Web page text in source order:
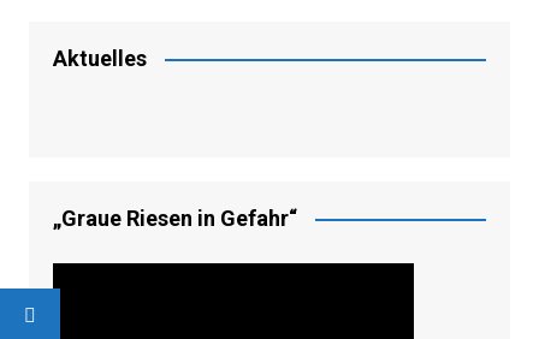
Aktuelles
„Graue Riesen in Gefahr“